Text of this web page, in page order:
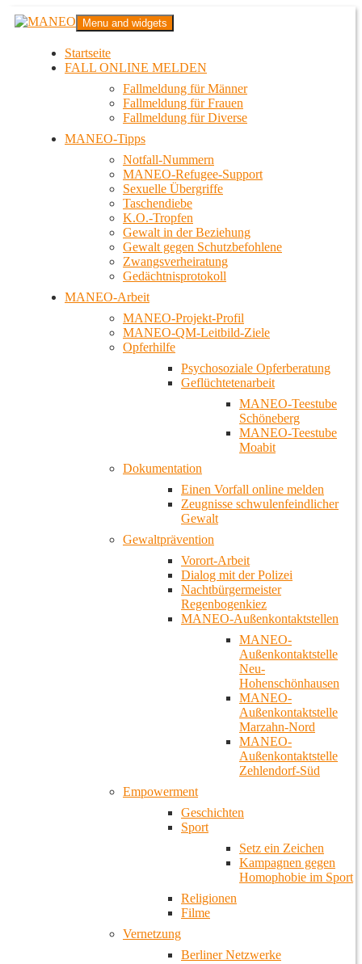
Zum
InhaltMANEO
Das schwule Anti-Gewalt-Projekt in Berlin
Menu and widgets
Startseite
FALL ONLINE MELDEN
Fallmeldung für Männer
Fallmeldung für Frauen
Fallmeldung für Diverse
MANEO-Tipps
Notfall-Nummern
MANEO-Refugee-Support
Sexuelle Übergriffe
Taschendiebe
K.O.-Tropfen
Gewalt in der Beziehung
Gewalt gegen Schutzbefohlene
Zwangsverheiratung
Gedächtnisprotokoll
MANEO-Arbeit
MANEO-Projekt-Profil
MANEO-QM-Leitbild-Ziele
Opferhilfe
Psychosoziale Opferberatung
Geflüchtetenarbeit
MANEO-Teestube
Schöneberg
MANEO-Teestube
Moabit
Dokumentation
Einen Vorfall online melden
Zeugnisse schwulenfeindlicher
Gewalt
Gewaltprävention
Vorort-Arbeit
Dialog mit der Polizei
Nachtbürgermeister
Regenbogenkiez
MANEO-Außenkontaktstellen
MANEO-
Außenkontaktstelle
Neu-
Hohenschönhausen
MANEO-
Außenkontaktstelle
Marzahn-Nord
MANEO-
Außenkontaktstelle
Zehlendorf-Süd
Empowerment
Geschichten
Sport
Setz ein Zeichen
Kampagnen gegen
Homophobie im Sport
Religionen
Filme
Vernetzung
Berliner Netzwerke